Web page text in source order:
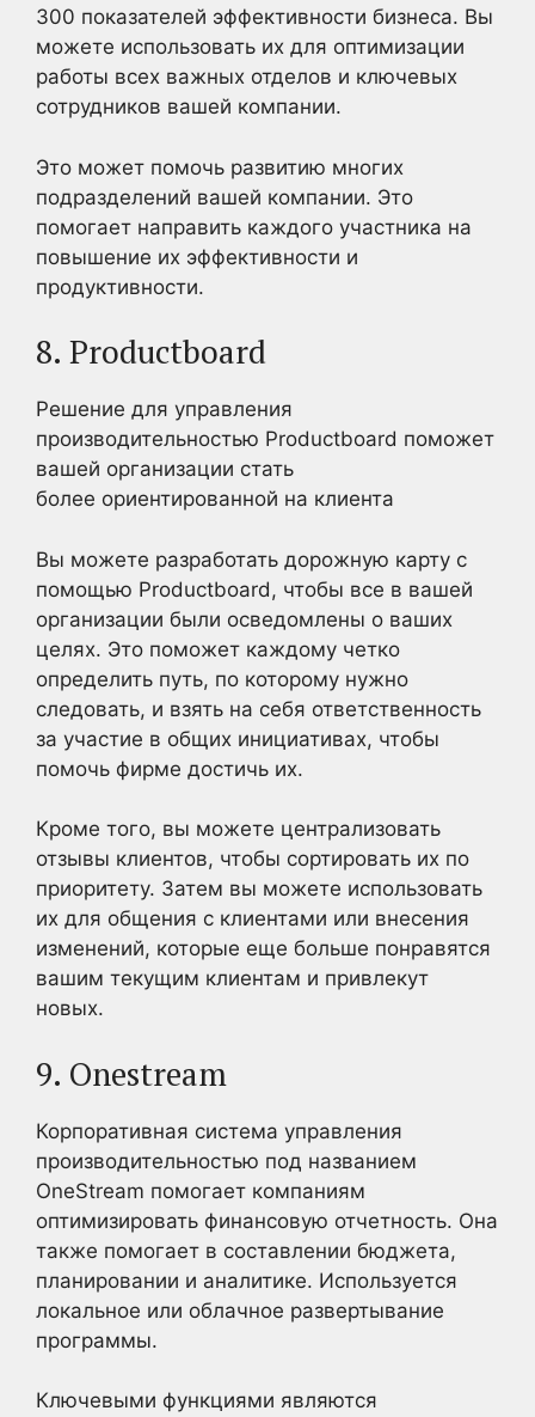
300 показателей эффективности бизнеса. Вы
можете использовать их для оптимизации
работы всех важных отделов и ключевых
сотрудников вашей компании.
Это может помочь развитию многих
подразделений вашей компании. Это
помогает направить каждого участника на
повышение их эффективности и
продуктивности.
8. Productboard
Решение для управления
производительностью Productboard поможет
вашей организации стать
более ориентированной на клиента
Вы можете разработать дорожную карту с
помощью Productboard, чтобы все в вашей
организации были осведомлены о ваших
целях. Это поможет каждому четко
определить путь, по которому нужно
следовать, и взять на себя ответственность
за участие в общих инициативах, чтобы
помочь фирме достичь их.
Кроме того, вы можете централизовать
отзывы клиентов, чтобы сортировать их по
приоритету. Затем вы можете использовать
их для общения с клиентами или внесения
изменений, которые еще больше понравятся
вашим текущим клиентам и привлекут
новых.
9. Onestream
Корпоративная система управления
производительностью под названием
OneStream помогает компаниям
оптимизировать финансовую отчетность. Она
также помогает в составлении бюджета,
планировании и аналитике. Используется
локальное или облачное развертывание
программы.
Ключевыми функциями являются